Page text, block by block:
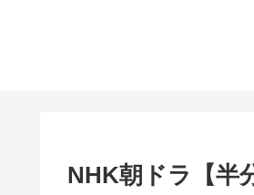
NHK朝ドラ【半